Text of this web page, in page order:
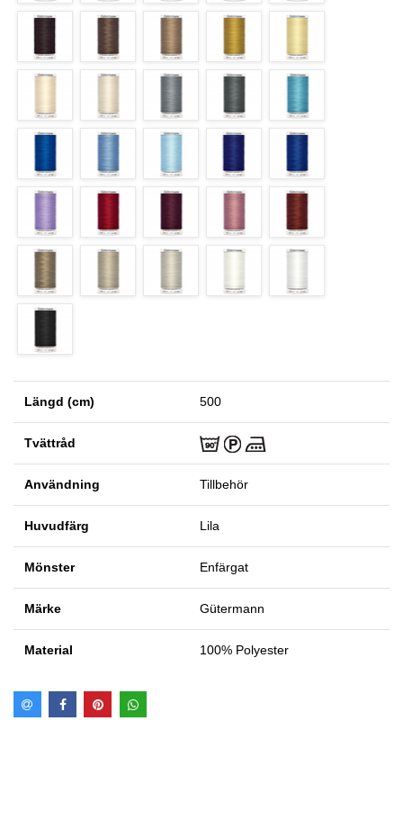
Längd (cm) 500
Tvättråd
Användning Tillbehör
Huvudfärg Lila
Mönster Enfärgat
Märke Gütermann
Material 100% Polyester